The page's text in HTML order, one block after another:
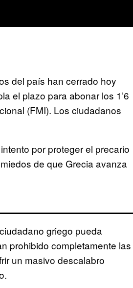
del país han cerrado hoy
el plazo para abonar los 1’6
(FMI). Los ciudadanos
por proteger el precario
de que Grecia avanza
griego pueda
prohibido completamente las
un masivo descalabro